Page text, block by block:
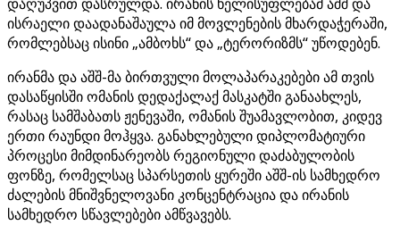
ისრაელი დაადანაშაულა იმ მოვლენების მხარდაჭერაში,
რომლებსაც ისინი „ამბოხს“ და „ტერორიზმს“ უწოდებენ.
ირანმა და აშშ-მა ბირთვული მოლაპარაკებები ამ თვის
დასაწყისში ომანის დედაქალაქ მასკატში განაახლეს,
რასაც სამშაბათს ჟენევაში, ომანის შუამავლობით, კიდევ
ერთი რაუნდი მოჰყვა. განახლებული დიპლომატიური
პროცესი მიმდინარეობს რეგიონული დაძაბულობის
ფონზე, რომელსაც სპარსეთის ყურეში აშშ-ის სამხედრო
ძალების მნიშვნელოვანი კონცენტრაცია და ირანის
სამხედრო სწავლებები ამწვავებს.